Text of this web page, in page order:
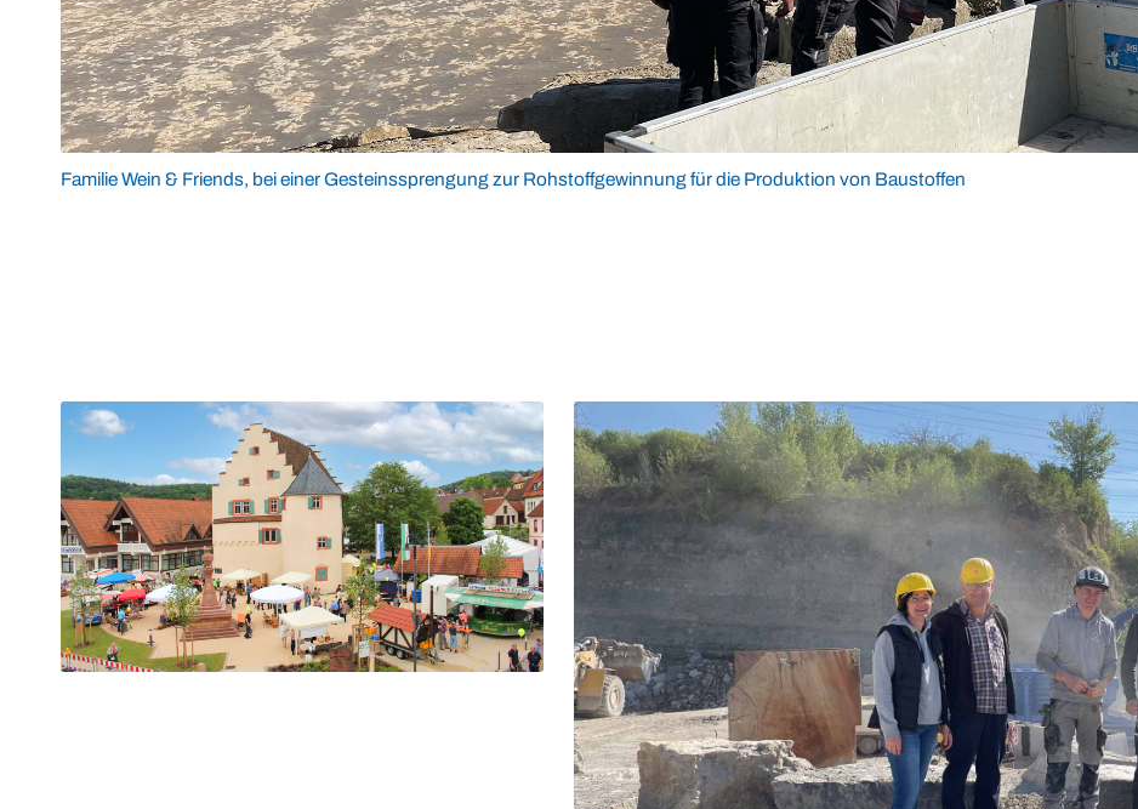
Familie Wein & Friends, bei einer Gesteinssprengung zur Rohstoffgewinnung für die Produktion von Baustoffen